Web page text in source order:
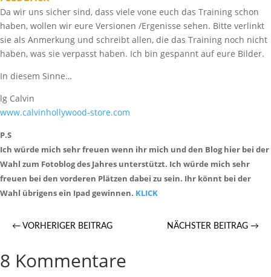
Da wir uns sicher sind, dass viele vone euch das Training schon
haben, wollen wir eure Versionen /Ergenisse sehen. Bitte verlinkt
sie als Anmerkung und schreibt allen, die das Training noch nicht
haben, was sie verpasst haben. Ich bin gespannt auf eure Bilder.
In diesem Sinne…
lg Calvin
www.calvinhollywood-store.com
P.S
Ich würde mich sehr freuen wenn ihr mich und den Blog hier bei der
Wahl zum Fotoblog des Jahres unterstützt. Ich würde mich sehr
freuen bei den vorderen Plätzen dabei zu sein. Ihr könnt bei der
Wahl übrigens ein Ipad gewinnen. KLICK
← VORHERIGER BEITRAG NÄCHSTER BEITRAG →
8 Kommentare